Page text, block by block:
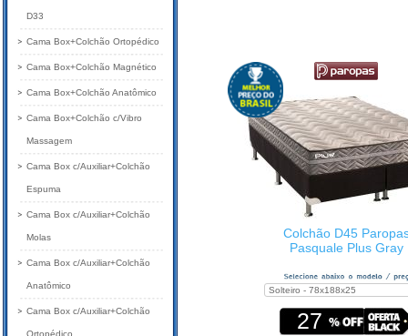
Colchão D45
Pasquale Plus Gray
27
D33
Cama Box+Colchão Ortopédico
Cama Box+Colchão Magnético
Cama Box+Colchão Anatômico
Cama Box+Colchão c/Vibro
Massagem
Cama Box c/Auxiliar+Colchão
Espuma
Cama Box c/Auxiliar+Colchão
Molas
Cama Box c/Auxiliar+Colchão
Anatômico
Cama Box c/Auxiliar+Colchão
Ortopédico